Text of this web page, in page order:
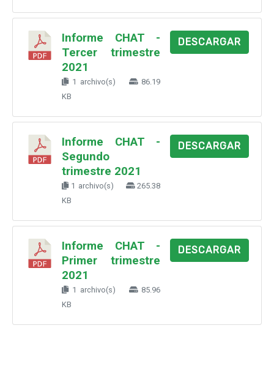
Informe CHAT -
Tercer trimestre
2021
1 archivo(s)
86.19
KB
DESCARGAR
Informe CHAT -
Segundo
trimestre 2021
1 archivo(s)
265.38
KB
DESCARGAR
Informe CHAT -
Primer trimestre
2021
1 archivo(s)
85.96
KB
DESCARGAR